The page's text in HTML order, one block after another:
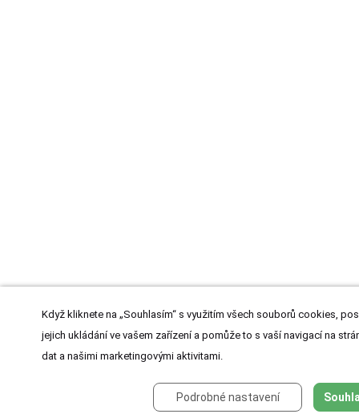
Když kliknete na „Souhlasím“ s využitím všech souborů cookies,
jejich ukládání ve vašem zařízení a pomůže to s vaší navigací na
dat a našimi marketingovými aktivitami.
Podrobné nastavení